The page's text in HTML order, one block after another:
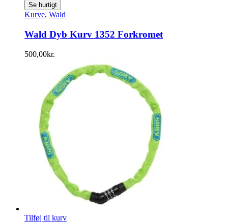
Se hurtigt
Kurve, Wald
Wald Dyb Kurv 1352 Forkromet
500,00kr.
Tilføj til kurv